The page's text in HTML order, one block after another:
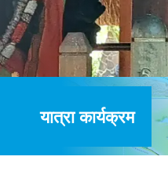
यात्रा कार्यक्रम